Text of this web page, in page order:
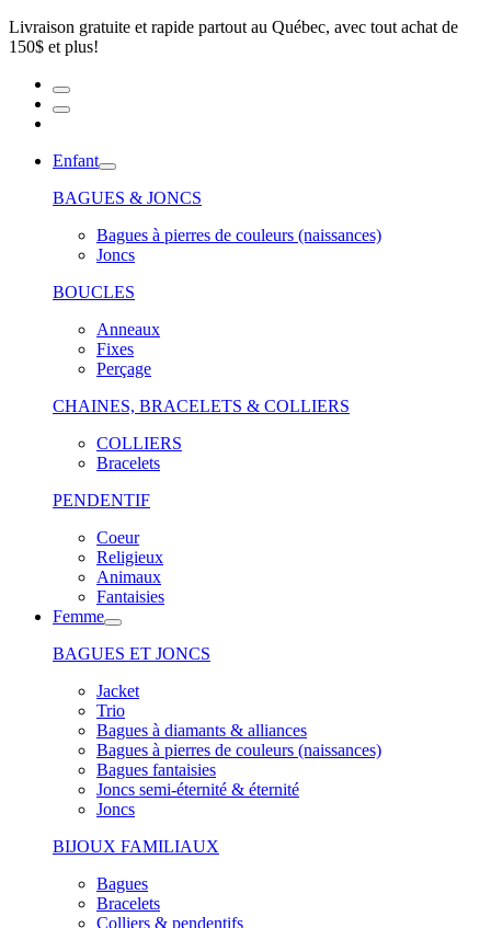
Livraison gratuite et rapide partout au Québec, avec tout achat de
150$ et plus!
Enfant
BAGUES & JONCS
Bagues à pierres de couleurs (naissances)
Joncs
BOUCLES
Anneaux
Fixes
Perçage
CHAINES, BRACELETS & COLLIERS
COLLIERS
Bracelets
PENDENTIF
Coeur
Religieux
Animaux
Fantaisies
Femme
BAGUES ET JONCS
Jacket
Trio
Bagues à diamants & alliances
Bagues à pierres de couleurs (naissances)
Bagues fantaisies
Joncs semi-éternité & éternité
Joncs
BIJOUX FAMILIAUX
Bagues
Bracelets
Colliers & pendentifs